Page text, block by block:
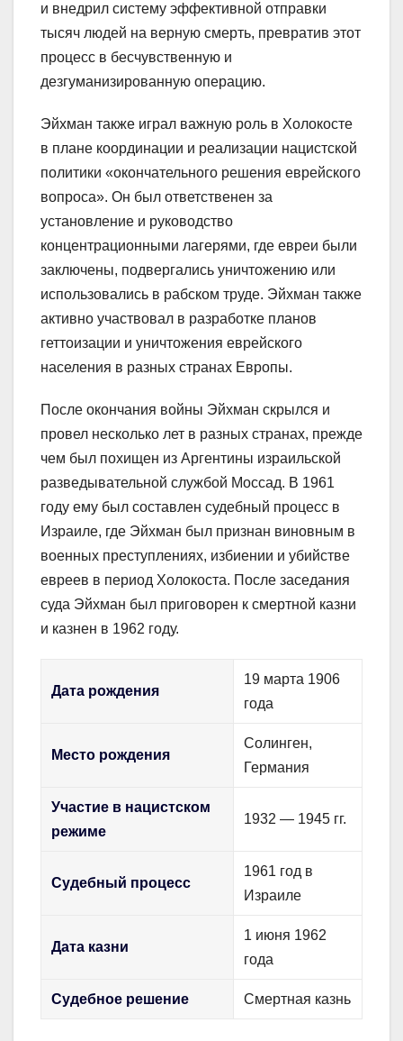
и внедрил систему эффективной отправки
тысяч людей на верную смерть, превратив этот
процесс в бесчувственную и
дезгуманизированную операцию.
Эйхман также играл важную роль в Холокосте
в плане координации и реализации нацистской
политики «окончательного решения еврейского
вопроса». Он был ответственен за
установление и руководство
концентрационными лагерями, где евреи были
заключены, подвергались уничтожению или
использовались в рабском труде. Эйхман также
активно участвовал в разработке планов
геттоизации и уничтожения еврейского
населения в разных странах Европы.
После окончания войны Эйхман скрылся и
провел несколько лет в разных странах, прежде
чем был похищен из Аргентины израильской
разведывательной службой Моссад. В 1961
году ему был составлен судебный процесс в
Израиле, где Эйхман был признан виновным в
военных преступлениях, избиении и убийстве
евреев в период Холокоста. После заседания
суда Эйхман был приговорен к смертной казни
и казнен в 1962 году.
Дата рождения
19 марта 1906
года
Место рождения
Солинген,
Германия
Участие в нацистском
режиме
1932 — 1945 гг.
Судебный процесс
1961 год в
Израиле
Дата казни
1 июня 1962
года
Судебное решение Смертная казнь